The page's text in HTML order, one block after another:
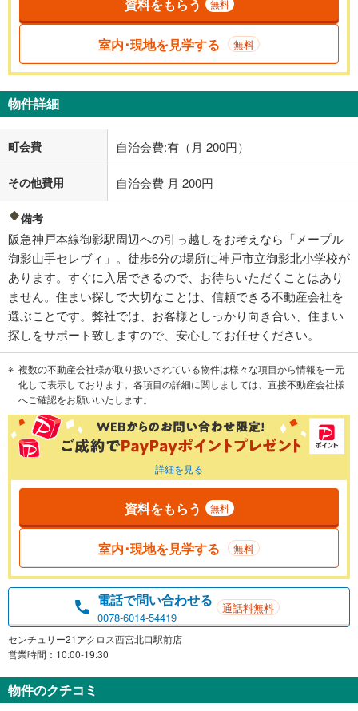
資料をもらう 無料
室内･現地を見学する 無料
物件詳細
町会費 自治会費:有（月 200円）
その他費用 自治会費 月 200円
備考
阪急神戸本線御影駅周辺への引っ越しをお考えなら「メープル
御影山手セレヴィ」。徒歩6分の場所に神戸市立御影北小学校が
あります。すぐに入居できるので、お待ちいただくことはあり
ません。住まい探しで大切なことは、信頼できる不動産会社を
選ぶことです。弊社では、お客様としっかり向き合い、住まい
探しをサポート致しますので、安心してお任せください。
複数の不動産会社様が取り扱いされている物件は様々な項目から情報を一元
化して表示しております。各項目の詳細に関しましては、直接不動産会社様
へご確認をお願いいたします。
詳細を見る
資料をもらう 無料
室内･現地を見学する 無料
電話で問い合わせる
0078-6014-54419
通話料無料
センチュリー21アクロス西宮北口駅前店
営業時間：10:00-19:30
物件のクチコミ